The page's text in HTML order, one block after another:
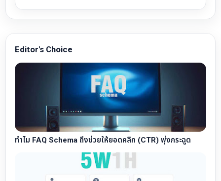
Editor's Choice
ทำไม FAQ Schema ถึงช่วยให้ยอดคลิก (CTR) พุ่งกระฉูด